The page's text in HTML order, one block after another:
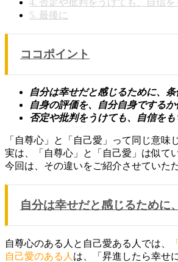
5. 最後に
ココポイント
自分は幸せだと感じるために、
自身の評価を、自分自身でする
否定や批判をうけても、自信を
「自尊心」と「自己愛」って同じ意味
実は、「自尊心」と「自己愛」は似て
今回は、その違いをご紹介させていた
自分は幸せだと感じるために
自尊心のある人と自己愛ある人では、
自己愛のある人 は、「昇進したら幸せ